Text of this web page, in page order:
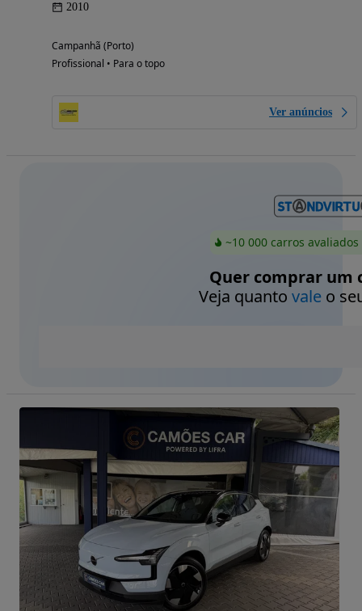
2010
Campanhã (Porto)
Profissional • Para o topo
Ver anúncios
~10 000 carros
Quer comprar um
Veja quanto valeo